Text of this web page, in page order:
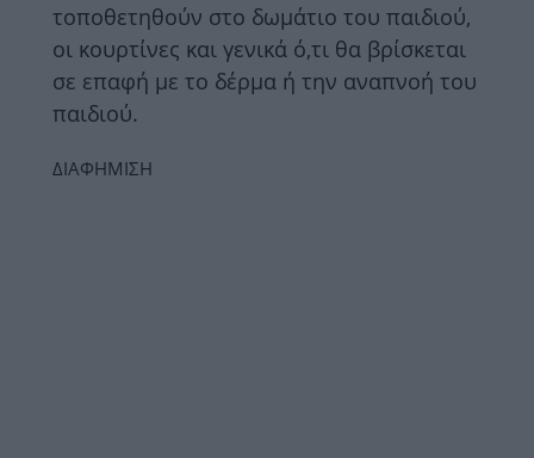
τοποθετηθούν στο δωμάτιο του παιδιού,
οι κουρτίνες και γενικά ό,τι θα βρίσκεται
σε επαφή με το δέρμα ή την αναπνοή του
παιδιού.
ΔΙΑΦΗΜΙΣΗ